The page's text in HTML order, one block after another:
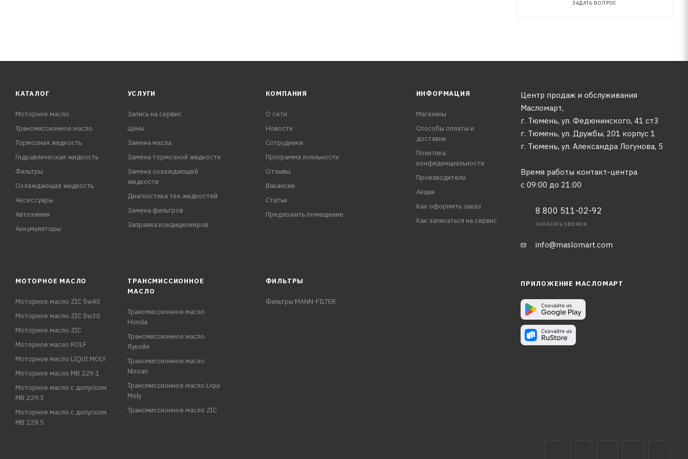
ЗАДАТЬ ВОПРОС
КАТАЛОГ
Моторное масло
Трансмиссионное масло
Тормозная жидкость
Гидравлическая жидкость
Фильтры
Охлаждающая жидкость
Аксессуары
Автохимия
Аккумуляторы
УСЛУГИ
Запись на сервис
Цены
Замена масла
Замена тормозной жидкости
Замена охлаждающей
жидкости
Диагностика тех.жидкостей
Замена фильтров
Заправка кондиционеров
КОМПАНИЯ
О сети
Новости
Сотрудники
Программа лояльности
Отзывы
Вакансии
Статьи
Предложить помещение
ИНФОРМАЦИЯ
Магазины
Способы оплаты и
доставки
Политика
конфиденциальности
Производители
Акции
Как оформить заказ
Как записаться на сервис
Центр продаж и обслуживания
Масломарт,
г. Тюмень, ул. Федюнинского, 41 ст3
г. Тюмень, ул. Дружбы, 201 корпус 1
г. Тюмень, ул. Александра Логунова, 5
Время работы контакт-центра
с 09:00 до 21:00
8 800 511-02-92
ЗАКАЗАТЬ ЗВОНОК
info@maslomart.com
МОТОРНОЕ МАСЛО
Моторное масло ZIC 5w40
Моторное масло ZIC 5w30
Моторное масло ZIC
Моторное масло ROLF
Моторное масло LIQUI MOLY
Моторное масло MB 229.1
Моторное масло с допуском
MB 229.3
Моторное масло с допуском
MB 229.5
ТРАНСМИССИОННОЕ
МАСЛО
Трансмиссионное масло
Honda
Трансмиссионное масло
Лукойл
Трансмиссионное масло
Nissan
Трансмиссионное масло Liqui
Moly
Трансмиссионное масло ZIC
ФИЛЬТРЫ
Фильтры MANN-FILTER
ПРИЛОЖЕНИЕ МАСЛОМАРТ